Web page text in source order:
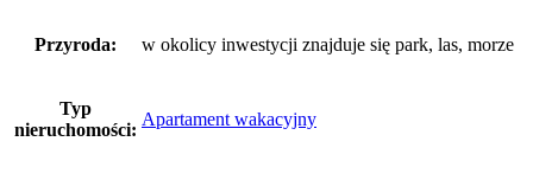
Przyroda: w okolicy inwestycji znajduje się park, las, morze
Typ
nieruchomości:
Apartament wakacyjny